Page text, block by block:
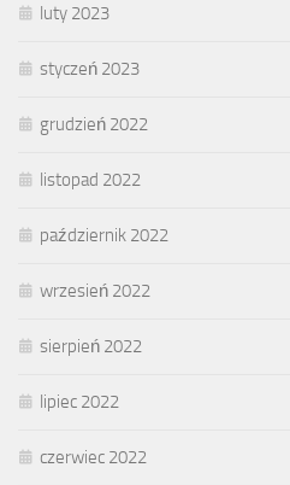
luty 2023
styczeń 2023
grudzień 2022
listopad 2022
październik 2022
wrzesień 2022
sierpień 2022
lipiec 2022
czerwiec 2022